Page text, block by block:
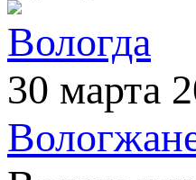
Вологда
30 марта